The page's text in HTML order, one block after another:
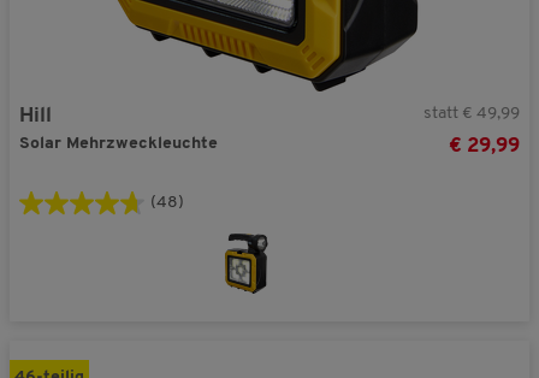
Hill
Solar Mehrzweckleuchte
statt € 49,99
€ 29,99
(48)